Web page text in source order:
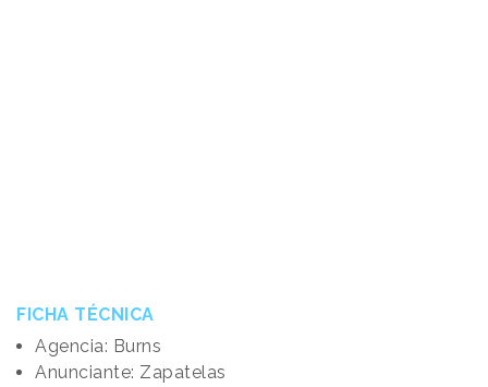
FICHA TÉCNICA
Agencia: Burns
Anunciante: Zapatelas